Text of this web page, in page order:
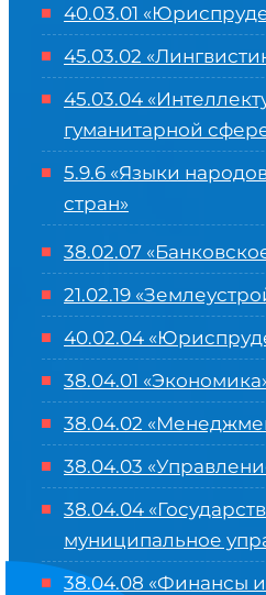
40.03.01
45.03.02
45.03.04 «
гуманитарной
5.9.6 «Языки
стран»
38.02.07
21.02.19
40.02.04
38.04.01
38.04.02
38.04.03
38.04.04
муниципальное
38.04.08 «Финансы